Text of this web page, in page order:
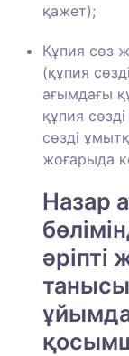
қажет);
Құпия сөз
(құпия
ағымдағы
құпия
сөзді
жоғарыда
Назар
әріпті